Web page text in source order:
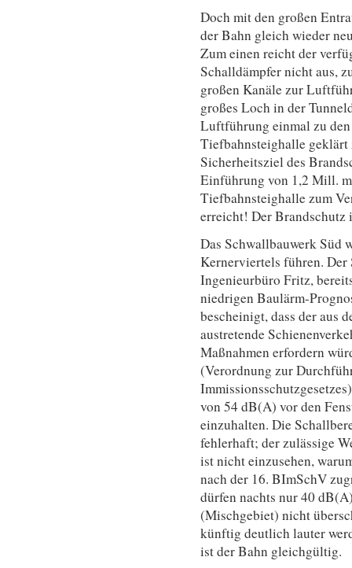
Doch mit den großen
der Bahn gleich wieder
Zum einen reicht der
Schalldämpfer nicht aus,
großen Kanäle zur
großes Loch in der
Luftführung einmal zu
Tiefbahnsteighalle
Sicherheitsziel des
Einführung von 1,2 Mill.
Tiefbahnsteighalle zum
erreicht! Der Brandschutz
Das Schwallbauwerk Süd
Kernerviertels führen.
Ingenieurbüro Fritz,
niedrigen Baulärm-
bescheinigt, dass der aus
austretende
Maßnahmen erfordern
(Verordnung zur
von 54 dB(A) vor den
einzuhalten. Die
fehlerhaft; der zulässige
ist nicht einzusehen,
nach der 16. BImSchV
dürfen nachts nur 40
(Mischgebiet) nicht
künftig deutlich lauter
ist der Bahn gleichgültig.